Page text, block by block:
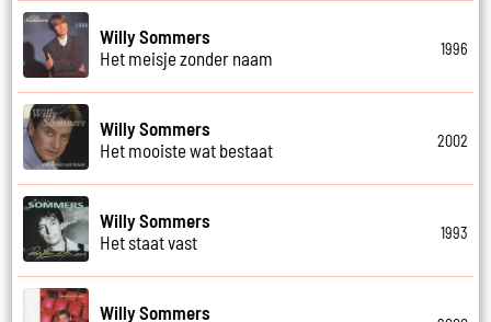
Willy Sommers
Het meisje zonder naam
1996
Willy Sommers
Het mooiste wat bestaat
2002
Willy Sommers
Het staat vast
1993
Willy Sommers